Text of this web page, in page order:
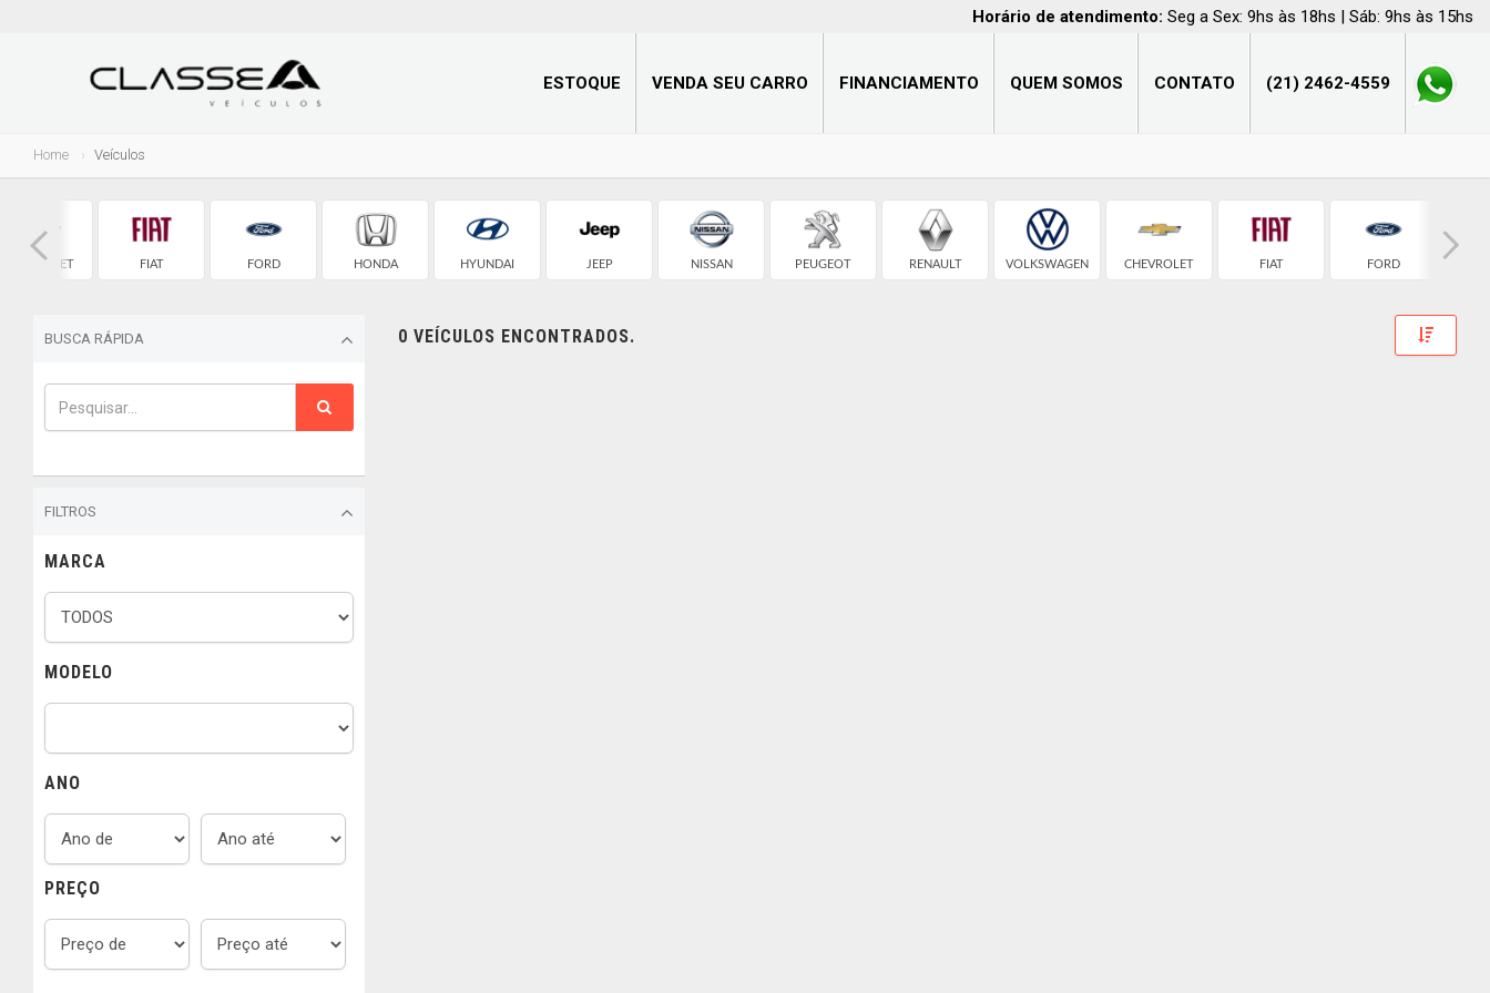
Horário de atendimento: Seg a Sex: 9hs às 18hs | Sáb: 9hs às 15hs
ESTOQUE VENDA SEU CARRO FINANCIAMENTO QUEM SOMOS CONTATO (21) 2462-4559
Home Veículos
CHEVROLET FIAT FORD HONDA HYUNDAI JEEP NISSAN PEUGEOT RENAULT VOLKSWAGEN CHEVROLET FIAT FORD
BUSCA RÁPIDA
FILTROS
MARCA
MODELO
ANO
PREÇO
0 VEÍCULOS ENCONTRADOS. Toggle